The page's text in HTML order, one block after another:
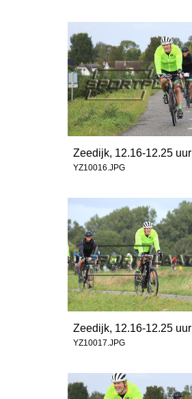
Zeedijk, 12.16-12.25 uur
YZ10016.JPG
Zeedijk, 12.16-12.25 uur
YZ10017.JPG